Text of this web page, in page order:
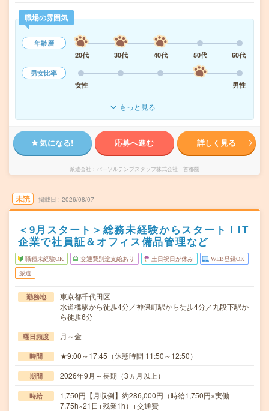
職場の雰囲気
年齢層
20代
30代 40代 50代
60代
男女比率
女性
男性
もっと見る
気になる! 応募へ進む 詳しく見る
派遣会社 パーソルテンプスタッフ株式会社 首都圏
未読 掲載日 2026/08/07
＜9月スタート＞総務未経験からスタート！IT
企業で社員証＆オフィス備品管理など
職種未経験OK 交通費別途支給あり 土日祝日が休み WEB登録OK
派遣
勤務地
東京都千代田区
水道橋駅から徒歩4分／神保町駅から徒歩4分／九段下駅か
ら徒歩6分
曜日頻度 月～金
時間 ★9:00～17:45（休憩時間 11:50～12:50）
期間 2026年9月～長期（3ヵ月以上）
時給
1,750円【月収例】約286,000円（時給1,750円×実働
7.75h×21日+残業1h）+交通費